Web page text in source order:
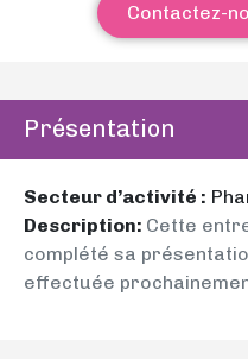
Contactez-
Présentation
Secteur d’activité :
Description: Cette
complété sa
effectuée